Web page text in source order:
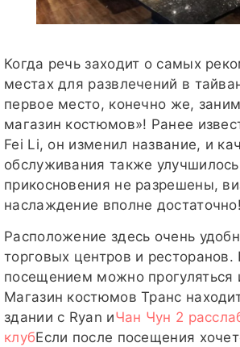
Когда речь заходит о самых
местах для развлечений в
первое место, конечно же,
магазин костюмов»! Ранее
Fei Li, он изменил название, и
обслуживания также
прикосновения не разрешены,
наслаждение вполне достаточно!
Расположение здесь очень
торговых центров и ресторанов.
посещением можно прогуляться
Магазин костюмов Транс
здании с Ryan иЧан Чун 2
клубЕсли после посещения